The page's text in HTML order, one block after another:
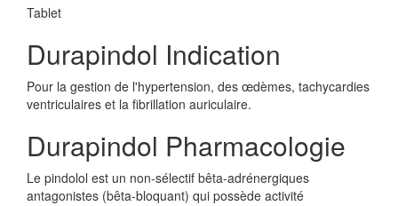
Tablet
Durapindol Indication
Pour la gestion de l'hypertension, des œdèmes, tachycardies
ventriculaires et la fibrillation auriculaire.
Durapindol Pharmacologie
Le pindolol est un non-sélectif bêta-adrénergiques
antagonistes (bêta-bloquant) qui possède activité